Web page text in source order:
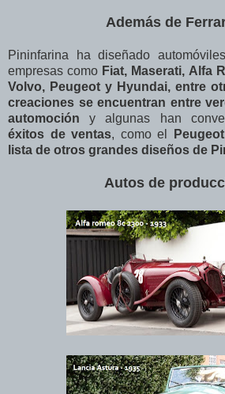
Además de
Pininfarina ha diseñado
empresas como Fiat, Maserati, Alfa
Volvo, Peugeot y Hyundai, entre
creaciones se encuentran entre
automoción y algunas han
éxitos de ventas, como el
lista de otros grandes diseños de
Autos de